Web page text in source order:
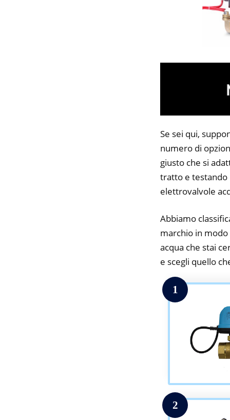
Se sei qui,
numero di
giusto che si
tratto e testando
elettrovalvole
Abbiamo
marchio in
acqua che stai
e scegli quello
1
2